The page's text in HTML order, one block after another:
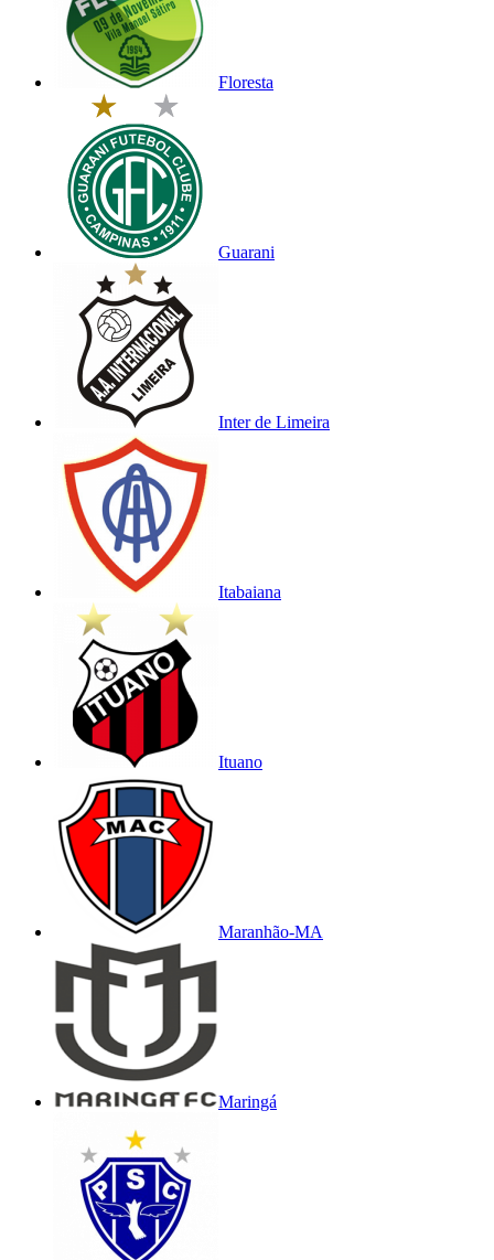
Floresta
Guarani
Inter de Limeira
Itabaiana
Ituano
Maranhão-MA
Maringá